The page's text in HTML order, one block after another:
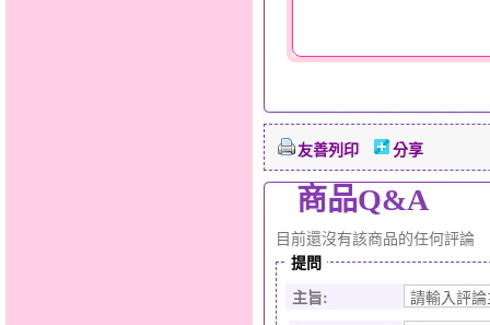
友善列印 分享
商品Q&A
目前還沒有該商品的任何評論
提問
主旨: